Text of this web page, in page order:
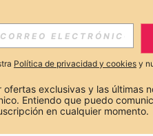
PROMOCIONES Y
Política de privacidad y cookies y
exclusivas y las últimas
Entiendo que puedo
en cualquier momento.